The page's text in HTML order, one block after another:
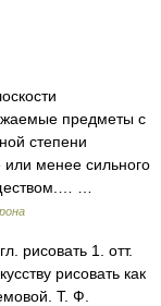
предметы с
степени
менее сильного
…
рисовать 1. отт.
рисовать как
Т. Ф.